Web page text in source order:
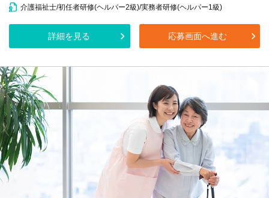
介護福祉士/初任者研修(ヘルパー2級)/実務者研修(ヘルパー1級)
詳細を見る 応募画面へ進む